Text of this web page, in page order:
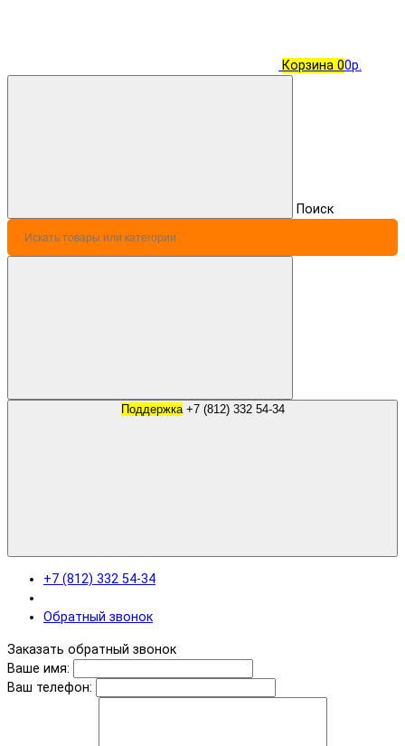
Корзина 00р.
Поиск
Поддержка +7 (812) 332 54-34
+7 (812) 332 54-34
Обратный звонок
Заказать обратный звонок
Ваше имя:
Ваш телефон: